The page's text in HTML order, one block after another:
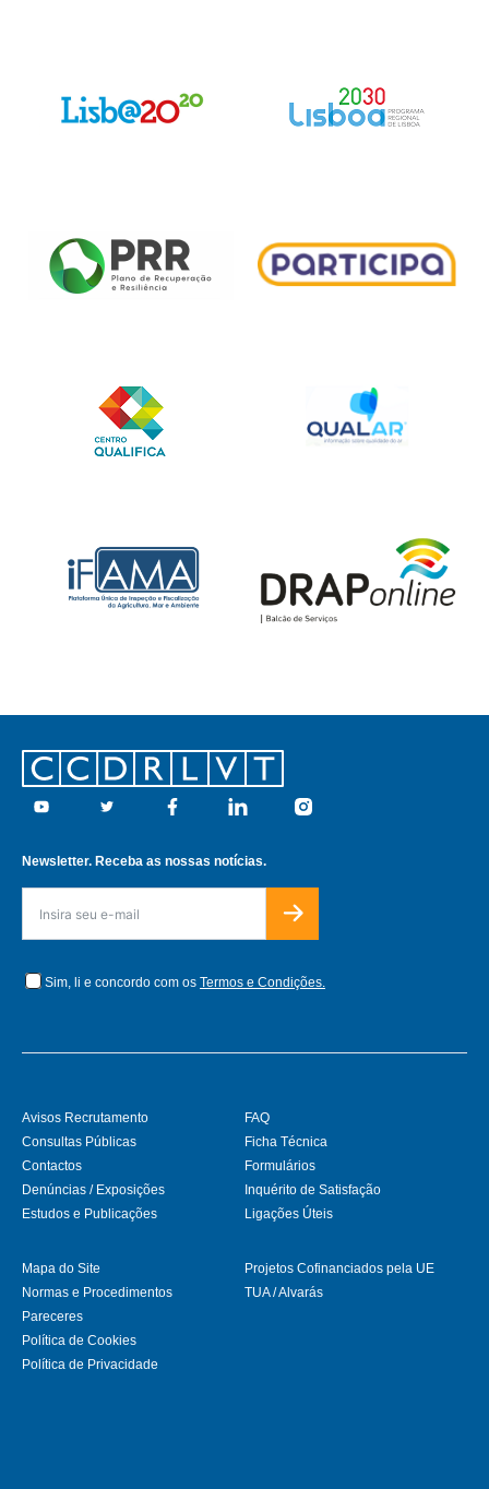
Footer
Youtube Twitter Facebook Linkedin Instagram
Newsletter. Receba as nossas notícias.
Sim, li e concordo com os Termos e Condições.
Avisos Recrutamento
Consultas Públicas
Contactos
Denúncias / Exposições
Estudos e Publicações
FAQ
Ficha Técnica
Formulários
Inquérito de Satisfação
Ligações Úteis
Mapa do Site
Normas e Procedimentos
Pareceres
Política de Cookies
Política de Privacidade
Projetos Cofinanciados pela UE
TUA / Alvarás